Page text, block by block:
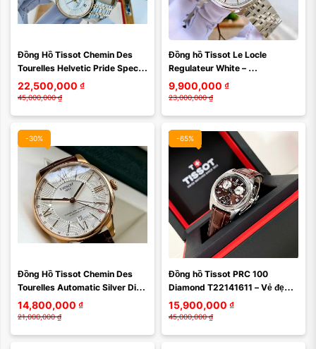
Đồng Hồ Tissot Chemin Des
Tourelles Helvetic Pride Special
Edition – Cặp Đôi Đẳng Cấp Với
Thiết ...
22,500,000 ₫
45,000,000 ₫
Đồng hồ Tissot Le Locle
Regulateur White –
T006.428.11.038.02
9,900,000 ₫
23,000,000 ₫
-30%
Đồng Hồ Tissot Chemin Des
Tourelles Automatic Silver Dial
Watch T099.429.36.038.00
14,800,000 ₫
21,000,000 ₫
-65%
Đồng hồ Tissot PRC 100
Diamond T22141611 – Vẻ đẹp
sang trọng đỉnh cao với dial
kim cương đắt giá
15,900,000 ₫
45,000,000 ₫